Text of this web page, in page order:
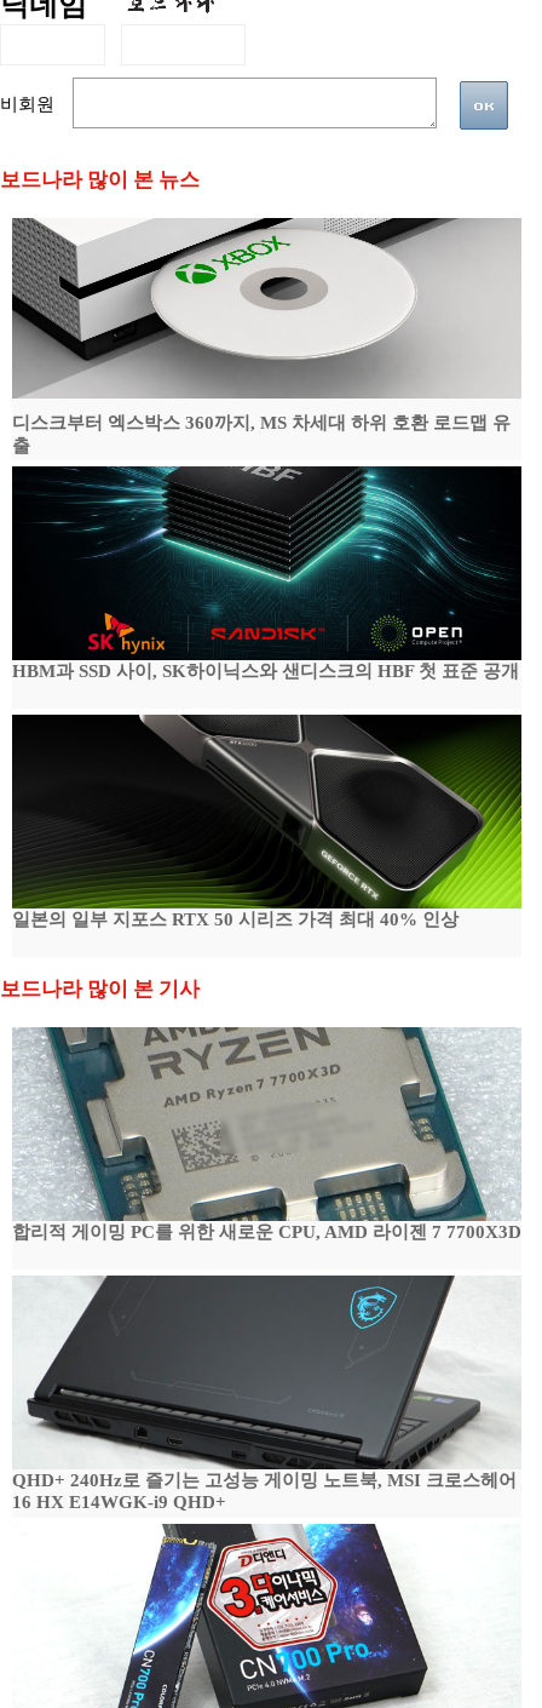
비회원
보드나라 많이 본 뉴스
디스크부터 엑스박스 360까지, MS 차세대 하위 호환 로드맵 유
출
HBM과 SSD 사이, SK하이닉스와 샌디스크의 HBF 첫 표준 공개
일본의 일부 지포스 RTX 50 시리즈 가격 최대 40% 인상
보드나라 많이 본 기사
합리적 게이밍 PC를 위한 새로운 CPU, AMD 라이젠 7 7700X3D
QHD+ 240Hz로 즐기는 고성능 게이밍 노트북, MSI 크로스헤어
16 HX E14WGK-i9 QHD+